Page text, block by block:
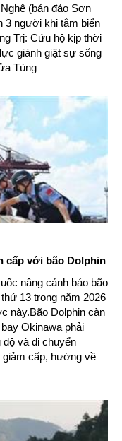
(bán đảo Sơn
3 người khi tắm biển
Trị: Cứu hộ kịp thời
giành giật sự sống
Tùng
cấp với bão Dolphin
nâng cảnh báo bão
13 trong năm 2026
này.Bão Dolphin càn
Okinawa phải
và di chuyển
giảm cấp, hướng về